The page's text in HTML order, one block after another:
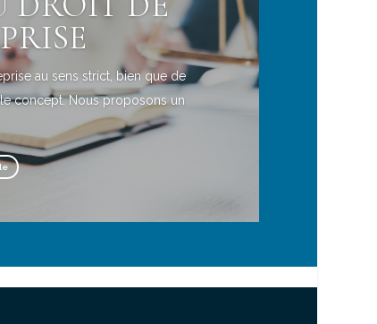
au sens strict, bien que de
concept. Nous proposons un